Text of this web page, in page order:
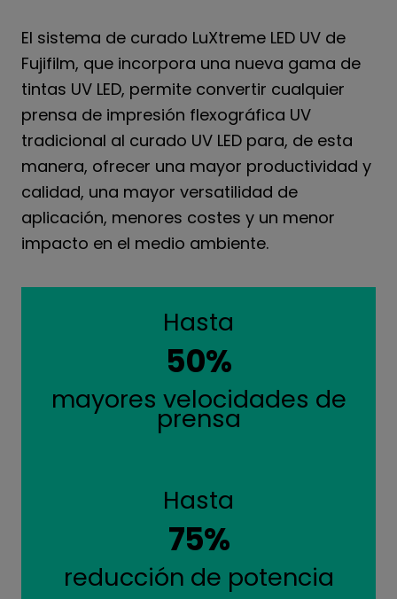
El sistema de curado LuXtreme LED UV de
Fujifilm, que incorpora una nueva gama de
tintas UV LED, permite convertir cualquier
prensa de impresión flexográfica UV
tradicional al curado UV LED para, de esta
manera, ofrecer una mayor productividad y
calidad, una mayor versatilidad de
aplicación, menores costes y un menor
impacto en el medio ambiente.
Hasta
50%
mayores velocidades de
prensa
Hasta
75%
reducción de potencia